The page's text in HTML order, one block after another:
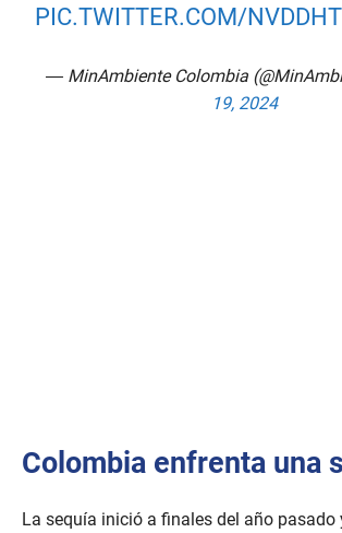
PIC.TWITTER.COM/
— MinAmbiente Colombia
19, 2024
Colombia enfrenta una
La sequía inició a finales del año pasado